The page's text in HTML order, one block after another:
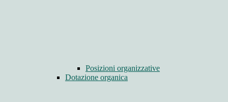
Posizioni organizzative
Dotazione organica